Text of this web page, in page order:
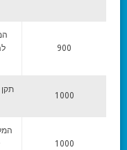
900
1000
1000